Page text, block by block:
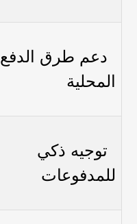
دعم طرق الدفع
المحلية
توجيه ذكي
للمدفوعات